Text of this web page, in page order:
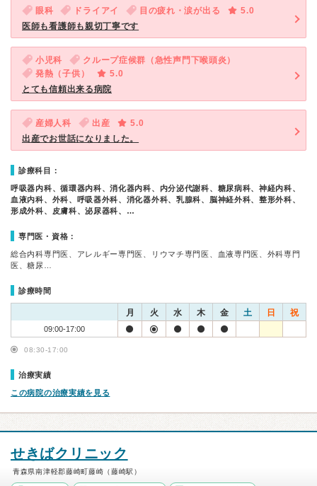
眼科 ドライアイ 目の疲れ・涙が出る
5.0
医師も看護師も親切丁寧です
小児科
クループ症候群（急性声門下喉頭炎）
発熱（子供）
5.0
とても信頼出来る病院
産婦人科 出産
5.0
出産でお世話になりました。
診療科目：
呼吸器内科、循環器内科、消化器内科、内分泌代謝科、糖尿病科、神経内科、
血液内科、外科、呼吸器外科、消化器外科、乳腺科、脳神経外科、整形外科、
形成外科、皮膚科、泌尿器科、…
専門医・資格：
総合内科専門医、アレルギー専門医、リウマチ専門医、血液専門医、外科専門
医、糖尿…
診療時間
月 火 水 木 金 土 日 祝
09:00-17:00
08:30-17:00
治療実績
この病院の治療実績を見る
せきばクリニック
青森県南津軽郡藤崎町藤崎（藤崎駅）